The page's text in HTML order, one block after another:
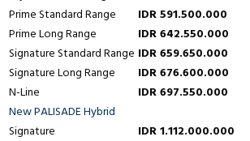
Prime Standard Range
IDR 591.500.000
Prime Long Range
IDR 642.550.000
Signature Standard Range IDR 659.650.000
Signature Long Range
IDR 676.600.000
N-Line
IDR 697.550.000
New PALISADE Hybrid
Signature
IDR 1.112.000.000